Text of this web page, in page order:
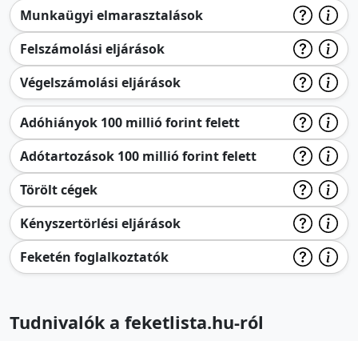
Munkaügyi elmarasztalások
Felszámolási eljárások
Végelszámolási eljárások
Adóhiányok 100 millió forint felett
Adótartozások 100 millió forint felett
Törölt cégek
Kényszertörlési eljárások
Feketén foglalkoztatók
Tudnivalók a feketlista.hu-ról